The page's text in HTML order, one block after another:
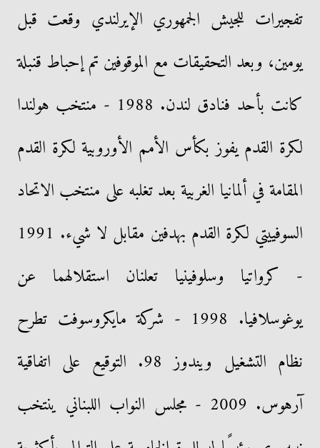
تفجيرات للجيش الجمهوري الإيرلندي وقعت قبل
يومين، وبعد التحقيقات مع الموقوفين تم إحباط قنبلة
كانت بأحد فنادق لندن. 1988 - منتخب هولندا
لكرة القدم يفوز بكأس الأمم الأوروبية لكرة القدم
المقامة في ألمانيا الغربية بعد تغلبه على منتخب الاتحاد
السوفييتي لكرة القدم بهدفين مقابل لا شيء. 1991
- كرواتيا وسلوفينيا تعلنان استقلالهما عن
يوغوسلافيا. 1998 - شركة مايكروسوفت تطرح
نظام التشغيل ويندوز 98. التوقيع على اتفاقية
آرهوس. 2009 - مجلس النواب اللبناني ينتخب